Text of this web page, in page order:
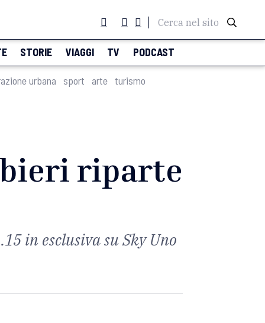
Cerca nel sito
STORIE VIAGGI TV PODCAST
urbana sport arte turismo
riparte
in esclusiva su Sky Uno